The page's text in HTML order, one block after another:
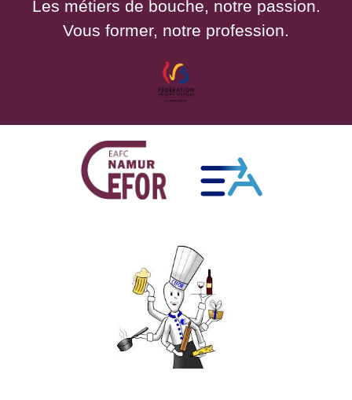
Les métiers de bouche, notre passion.
Vous former, notre profession.